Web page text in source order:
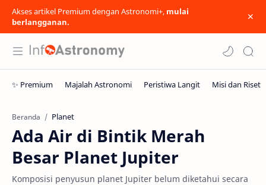
Akses artikel Premium dengan Astronomi+, mulai
berlangganan.
Beranda Planet
Ada Air di Bintik Merah
Besar Planet Jupiter
Komposisi penyusun planet Jupiter belum diketahui secara